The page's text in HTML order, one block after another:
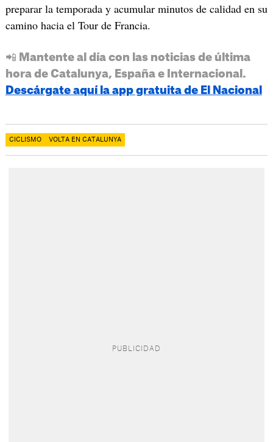
preparar la temporada y acumular minutos de calidad en su
camino hacia el Tour de Francia.
📲 Mantente al día con las noticias de última
hora de Catalunya, España e Internacional.
Descárgate aquí la app gratuita de El Nacional
CICLISMO VOLTA EN CATALUNYA